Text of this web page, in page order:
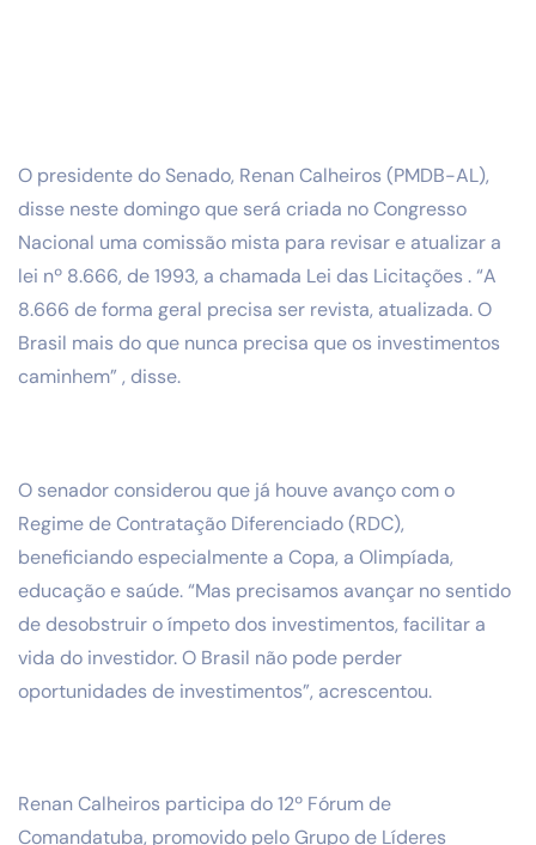
O presidente do Senado, Renan Calheiros (PMDB-AL),
disse neste domingo que será criada no Congresso
Nacional uma comissão mista para revisar e atualizar a
lei nº 8.666, de 1993, a chamada Lei das Licitações . “A
8.666 de forma geral precisa ser revista, atualizada. O
Brasil mais do que nunca precisa que os investimentos
caminhem” , disse.
O senador considerou que já houve avanço com o
Regime de Contratação Diferenciado (RDC),
beneficiando especialmente a Copa, a Olimpíada,
educação e saúde. “Mas precisamos avançar no sentido
de desobstruir o ímpeto dos investimentos, facilitar a
vida do investidor. O Brasil não pode perder
oportunidades de investimentos”, acrescentou.
Renan Calheiros participa do 12º Fórum de
Comandatuba, promovido pelo Grupo de Líderes